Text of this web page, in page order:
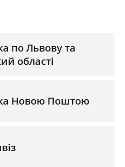
по Львову та
області
Новою Поштою